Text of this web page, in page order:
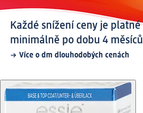
Každé snížení ceny je platné
minimálně po dobu 4 měsíců
Více o dm dlouhodobých cenách